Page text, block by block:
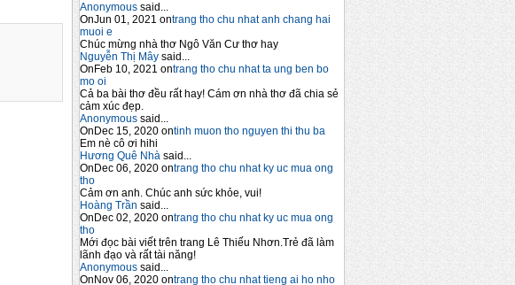
Anonymous said...
OnJun 01, 2021 ontrang tho chu nhat anh chang hai
muoi e
Chúc mừng nhà thơ Ngô Văn Cư thơ hay
Nguyễn Thị Mây said...
OnFeb 10, 2021 ontrang tho chu nhat ta ung ben bo
mo oi
Cả ba bài thơ đều rất hay! Cám ơn nhà thơ đã chia sẻ
cảm xúc đẹp.
Anonymous said...
OnDec 15, 2020 ontinh muon tho nguyen thi thu ba
Em nè cô ơi hihi
Hương Quê Nhà said...
OnDec 06, 2020 ontrang tho chu nhat ky uc mua ong
tho
Cảm ơn anh. Chúc anh sức khỏe, vui!
Hoàng Trần said...
OnDec 02, 2020 ontrang tho chu nhat ky uc mua ong
tho
Mới đọc bài viết trên trang Lê Thiếu Nhơn.Trẻ đã làm
lãnh đạo và rất tài năng!
Anonymous said...
OnNov 06, 2020 ontrang tho chu nhat tieng ai ho nho